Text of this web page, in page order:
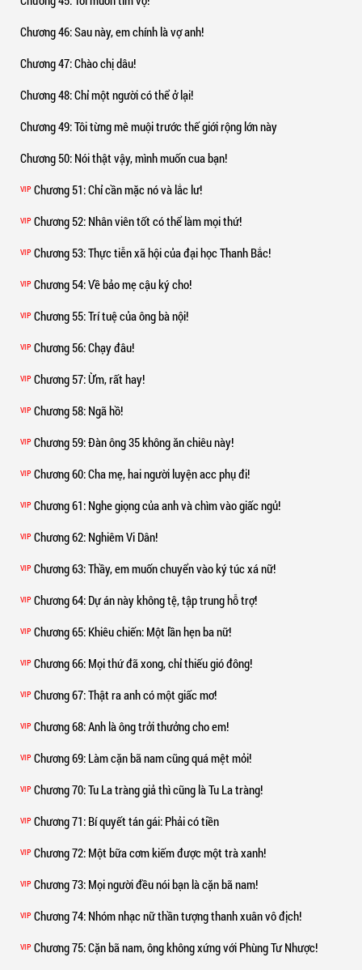
Chương 46: Sau này, em chính là vợ anh!
Chương 47: Chào chị dâu!
Chương 48: Chỉ một người có thể ở lại!
Chương 49: Tôi từng mê muội trước thế giới rộng lớn này
Chương 50: Nói thật vậy, mình muốn cua bạn!
VIP Chương 51: Chỉ cần mặc nó và lắc lư!
VIP Chương 52: Nhân viên tốt có thể làm mọi thứ!
VIP Chương 53: Thực tiễn xã hội của đại học Thanh Bắc!
VIP Chương 54: Về bảo mẹ cậu ký cho!
VIP Chương 55: Trí tuệ của ông bà nội!
VIP Chương 56: Chạy đâu!
VIP Chương 57: Ừm, rất hay!
VIP Chương 58: Ngã hồ!
VIP Chương 59: Đàn ông 35 không ăn chiêu này!
VIP Chương 60: Cha mẹ, hai người luyện acc phụ đi!
VIP Chương 61: Nghe giọng của anh và chìm vào giấc ngủ!
VIP Chương 62: Nghiêm Vi Dân!
VIP Chương 63: Thầy, em muốn chuyển vào ký túc xá nữ!
VIP Chương 64: Dự án này không tệ, tập trung hỗ trợ!
VIP Chương 65: Khiêu chiến: Một lần hẹn ba nữ!
VIP Chương 66: Mọi thứ đã xong, chỉ thiếu gió đông!
VIP Chương 67: Thật ra anh có một giấc mơ!
VIP Chương 68: Anh là ông trởi thưởng cho em!
VIP Chương 69: Làm cặn bã nam cũng quá mệt mỏi!
VIP Chương 70: Tu La tràng giả thì cũng là Tu La tràng!
VIP Chương 71: Bí quyết tán gái: Phải có tiền
VIP Chương 72: Một bữa cơm kiếm được một trà xanh!
VIP Chương 73: Mọi người đều nói bạn là cặn bã nam!
VIP Chương 74: Nhóm nhạc nữ thần tượng thanh xuân vô địch!
VIP Chương 75: Cặn bã nam, ông không xứng với Phùng Tư Nhược!